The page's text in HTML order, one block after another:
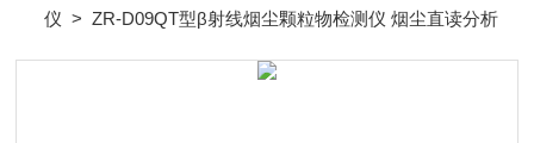
仪 > ZR-D09QT型β射线烟尘颗粒物检测仪 烟尘直读分析